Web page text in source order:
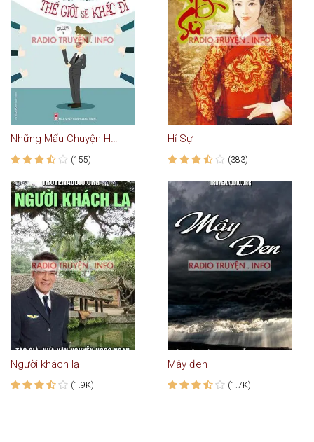
Những Mẩu Chuyện Hài Hước Trong Cách Kinh Doanh Của Người Do Thái
(155)
Hỉ Sự
(383)
Người khách lạ
(1.9K)
Mây đen
(1.7K)